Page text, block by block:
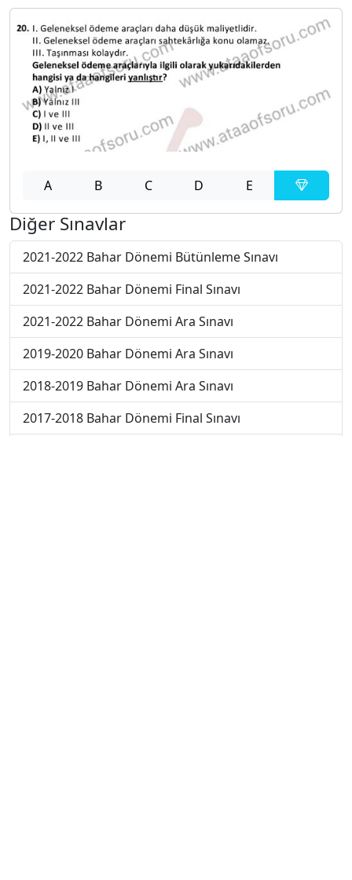
A B C D E
Diğer Sınavlar
2021-2022 Bahar Dönemi Bütünleme Sınavı
2021-2022 Bahar Dönemi Final Sınavı
2021-2022 Bahar Dönemi Ara Sınavı
2019-2020 Bahar Dönemi Ara Sınavı
2018-2019 Bahar Dönemi Ara Sınavı
2017-2018 Bahar Dönemi Final Sınavı